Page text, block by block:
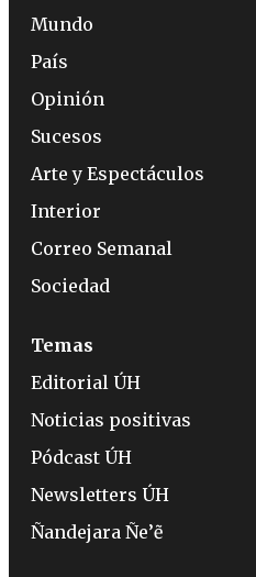
Mundo
País
Opinión
Sucesos
Arte y Espectáculos
Interior
Correo Semanal
Sociedad
Temas
Editorial ÚH
Noticias positivas
Pódcast ÚH
Newsletters ÚH
Ñandejara Ñe’ẽ